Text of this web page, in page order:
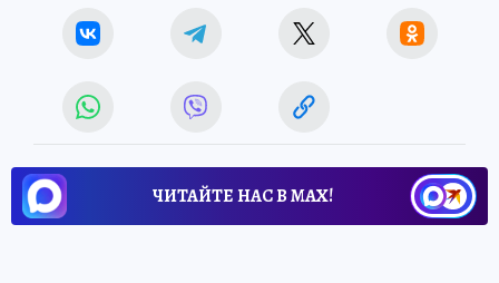
ЧИТАЙТЕ НАС В МАХ!